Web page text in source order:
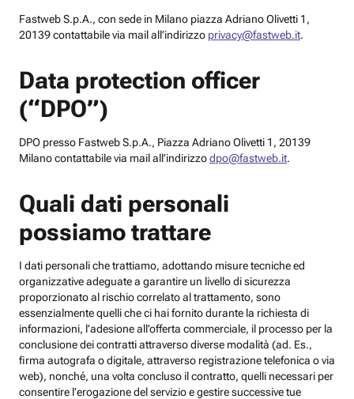
Fastweb S.p.A., con sede in Milano piazza Adriano Olivetti 1,
20139 contattabile via mail all’indirizzo privacy@fastweb.it.
Data protection officer
(“DPO”)
DPO presso Fastweb S.p.A., Piazza Adriano Olivetti 1, 20139
Milano contattabile via mail all’indirizzodpo@fastweb.it.
Quali dati personali
possiamo trattare
I dati personali che trattiamo, adottando misure tecniche ed
organizzative adeguate a garantire un livello di sicurezza
proporzionato al rischio correlato al trattamento, sono
essenzialmente quelli che ci hai fornito durante la richiesta di
informazioni, l’adesione all’offerta commerciale, il processo per la
conclusione dei contratti attraverso diverse modalità (ad. Es.,
firma autografa o digitale, attraverso registrazione telefonica o via
web), nonché, una volta concluso il contratto, quelli necessari per
consentire l’erogazione del servizio e gestire successive tue